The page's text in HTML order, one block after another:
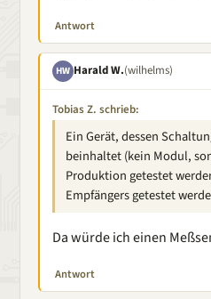
Antwort
HW Harald W.(wilhelms)
Tobias Z. schrieb:
Ein Gerät, dessen
beinhaltet (kein Modul,
Produktion getestet
Empfängers getestet
Da würde ich einen
Antwort